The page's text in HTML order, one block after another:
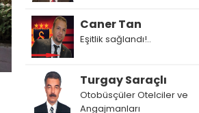
Caner Tan
Eşitlik sağlandı!..
Turgay Saraçlı
Otobüsçüler Otelciler ve
Angajmanları